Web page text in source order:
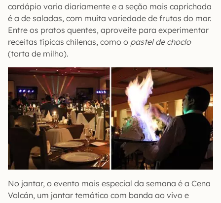
cardápio varia diariamente e a seção mais caprichada
é a de saladas, com muita variedade de frutos do mar.
Entre os pratos quentes, aproveite para experimentar
receitas típicas chilenas, como o pastel de choclo
(torta de milho).
No jantar, o evento mais especial da semana é a Cena
Volcán, um jantar temático com banda ao vivo e